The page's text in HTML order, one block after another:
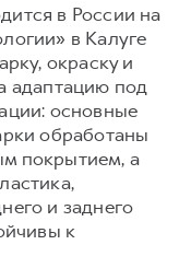
в России на
в Калуге
окраску и
адаптацию под
основные
обработаны
покрытием, а
и заднего
к